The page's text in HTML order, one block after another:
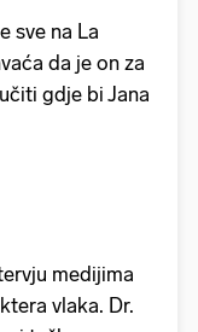
sve na La
da je on za
gdje bi Jana
medijima
vlaka. Dr.